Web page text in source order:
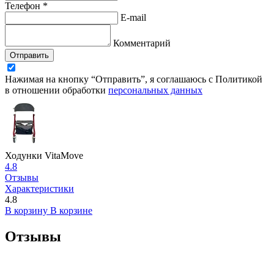
Телефон *
E-mail
Комментарий
Отправить
Нажимая на кнопку “Отправить”, я соглашаюсь с Политикой
в отношении обработки персональных данных
Ходунки VitaMove
4.8
Отзывы
Характеристики
4.8
В корзину В корзине
Отзывы